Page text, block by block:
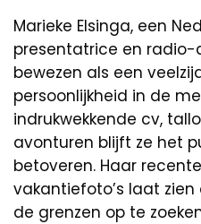
Marieke Elsinga, een
presentatrice en radio-
bewezen als een
persoonlijkheid in de
indrukwekkende cv,
avonturen blijft ze het
betoveren. Haar
vakantiefoto’s laat
de grenzen op te